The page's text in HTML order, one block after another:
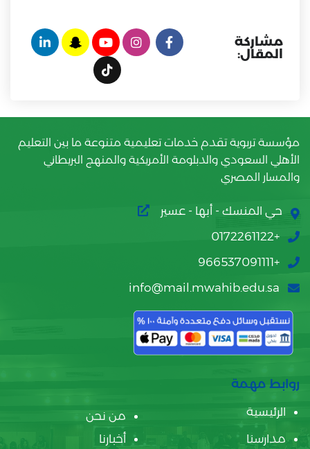
مشاركة
المقال:
مؤسسة تربوية تقدم خدمات تعليمية متنوعة ما بين التعليم
الأهلي السعودي والدبلومة الأمريكية والمنهج البريطاني
والمسار المصري
حي المنسك - أبها - عسير
+0172261122
+966537091111
info@mail.mwahib.edu.sa
روابط مهمة
الرئيسية
من نحن
مدارسنا
أخبارنا